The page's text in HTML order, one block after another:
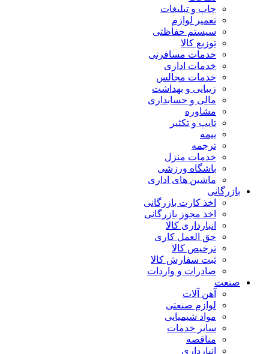
چاپ و تبلیغات
تعمیر لوازم
سیستم حفاظتی
توزیع کالا
خدمات مسافرتی
خدمات اداری
خدمات مجالس
زیبایی و بهداشت
مالی و حسابداری
مشاوره
تایپ و تکثیر
بیمه
ترجمه
خدمات منزل
باشگاه ورزشی
ماشین های اداری
بازرگانی
اخذ کارت بازرگانی
اخذ مجوز بازرگانی
انبارداری کالا
حق العمل کاری
ترخیص کالا
ثبت سفارش کالا
صادرات و واردات
صنعت
آهن آلات
لوازم صنعتی
مواد شیمیایی
سایر خدمات
مناقصه
انبارداری